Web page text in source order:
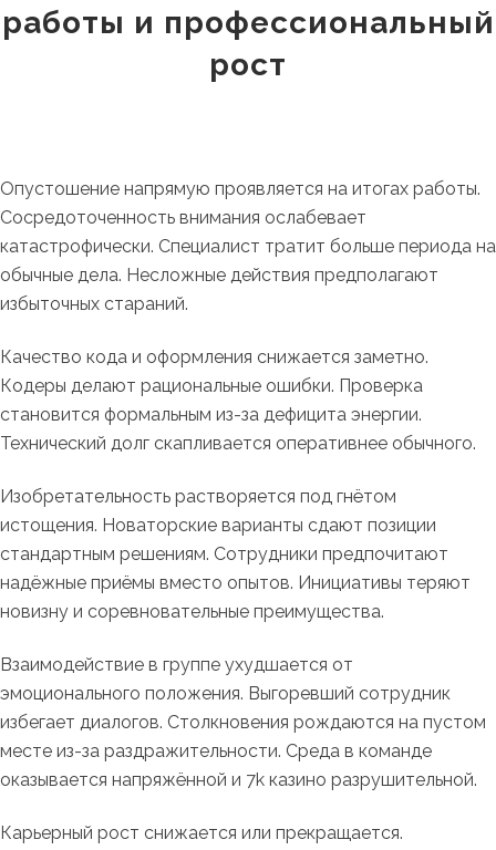
работы и профессиональный
рост
Опустошение напрямую проявляется на итогах работы.
Сосредоточенность внимания ослабевает
катастрофически. Специалист тратит больше периода на
обычные дела. Несложные действия предполагают
избыточных стараний.
Качество кода и оформления снижается заметно.
Кодеры делают рациональные ошибки. Проверка
становится формальным из-за дефицита энергии.
Технический долг скапливается оперативнее обычного.
Изобретательность растворяется под гнётом
истощения. Новаторские варианты сдают позиции
стандартным решениям. Сотрудники предпочитают
надёжные приёмы вместо опытов. Инициативы теряют
новизну и соревновательные преимущества.
Взаимодействие в группе ухудшается от
эмоционального положения. Выгоревший сотрудник
избегает диалогов. Столкновения рождаются на пустом
месте из-за раздражительности. Среда в команде
оказывается напряжённой и 7k казино разрушительной.
Карьерный рост снижается или прекращается.